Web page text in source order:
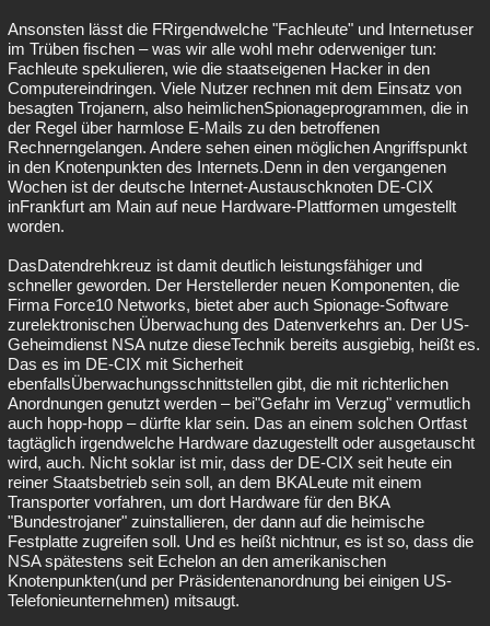
Ansonsten lässt die FRirgendwelche "Fachleute" und Internetuser
im Trüben fischen – was wir alle wohl mehr oderweniger tun:
Fachleute spekulieren, wie die staatseigenen Hacker in den
Computereindringen. Viele Nutzer rechnen mit dem Einsatz von
besagten Trojanern, also heimlichenSpionageprogrammen, die in
der Regel über harmlose E-Mails zu den betroffenen
Rechnerngelangen. Andere sehen einen möglichen Angriffspunkt
in den Knotenpunkten des Internets.Denn in den vergangenen
Wochen ist der deutsche Internet-Austauschknoten DE-CIX
inFrankfurt am Main auf neue Hardware-Plattformen umgestellt
worden.
DasDatendrehkreuz ist damit deutlich leistungsfähiger und
schneller geworden. Der Herstellerder neuen Komponenten, die
Firma Force10 Networks, bietet aber auch Spionage-Software
zurelektronischen Überwachung des Datenverkehrs an. Der US-
Geheimdienst NSA nutze dieseTechnik bereits ausgiebig, heißt es.
Das es im DE-CIX mit Sicherheit
ebenfallsÜberwachungsschnittstellen gibt, die mit richterlichen
Anordnungen genutzt werden – bei"Gefahr im Verzug" vermutlich
auch hopp-hopp – dürfte klar sein. Das an einem solchen Ortfast
tagtäglich irgendwelche Hardware dazugestellt oder ausgetauscht
wird, auch. Nicht soklar ist mir, dass der DE-CIX seit heute ein
reiner Staatsbetrieb sein soll, an dem BKALeute mit einem
Transporter vorfahren, um dort Hardware für den BKA
"Bundestrojaner" zuinstallieren, der dann auf die heimische
Festplatte zugreifen soll. Und es heißt nichtnur, es ist so, dass die
NSA spätestens seit Echelon an den amerikanischen
Knotenpunkten(und per Präsidentenanordnung bei einigen US-
Telefonieunternehmen) mitsaugt.